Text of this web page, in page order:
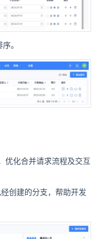
。
优化合并请求流程及交互
创建的分支，帮助开发